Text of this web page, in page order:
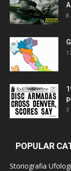
8
3
POPULAR
Storiografia